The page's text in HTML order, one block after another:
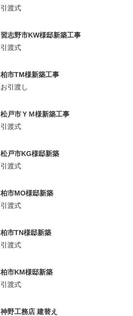
引渡式
習志野市KW様邸新築工事
引渡式
柏市TM様新築工事
お引渡し
松戸市ＹＭ様新築工事
引渡式
松戸市KG様邸新築
引渡式
柏市MO様邸新築
引渡式
柏市TN様邸新築
引渡式
柏市KM様邸新築
引渡式
神野工務店 建替え